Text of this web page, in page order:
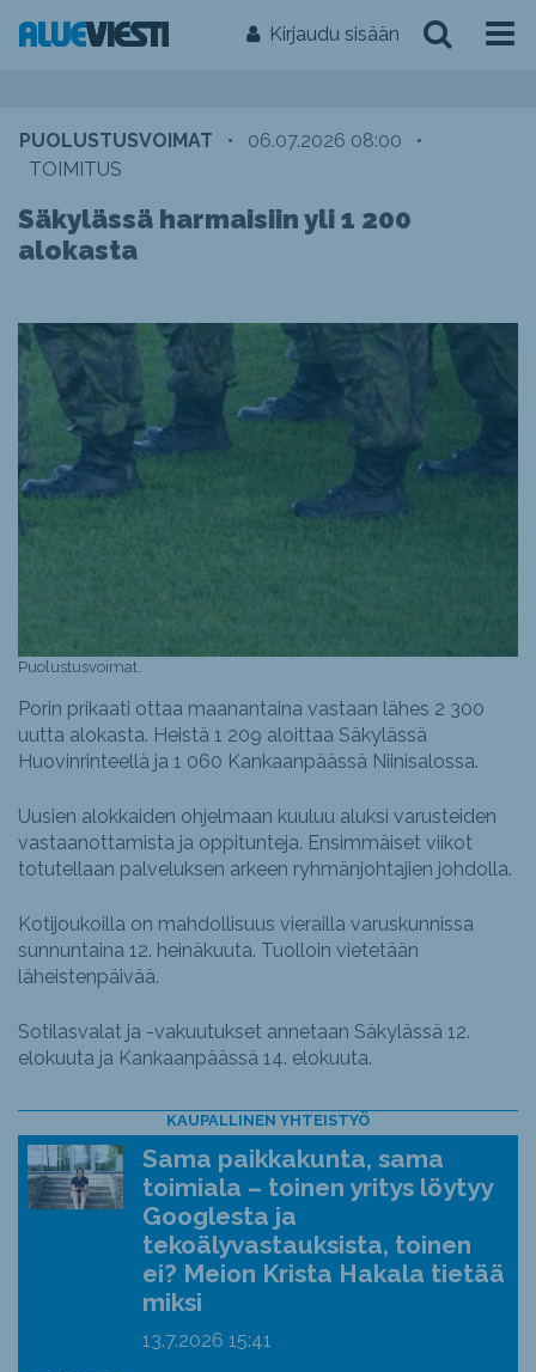
Kirjaudu sisään
PUOLUSTUSVOIMAT • 06.07.2026 08:00
•
TOIMITUS
Säkylässä harmaisiin yli 1 200
alokasta
Puolustusvoimat.
Porin prikaati ottaa maanantaina vastaan lähes 2 300
uutta alokasta. Heistä 1 209 aloittaa Säkylässä
Huovinrinteellä ja 1 060 Kankaanpäässä Niinisalossa.
Uusien alokkaiden ohjelmaan kuuluu aluksi varusteiden
vastaanottamista ja oppitunteja. Ensimmäiset viikot
totutellaan palveluksen arkeen ryhmänjohtajien johdolla.
Kotijoukoilla on mahdollisuus vierailla varuskunnissa
sunnuntaina 12. heinäkuuta. Tuolloin vietetään
läheistenpäivää.
Sotilasvalat ja -vakuutukset annetaan Säkylässä 12.
elokuuta ja Kankaanpäässä 14. elokuuta.
KAUPALLINEN YHTEISTYÖ
Sama paikkakunta, sama
toimiala – toinen yritys löytyy
Googlesta ja
tekoälyvastauksista, toinen
ei? Meion Krista Hakala tietää
miksi
13.7.2026 15:41